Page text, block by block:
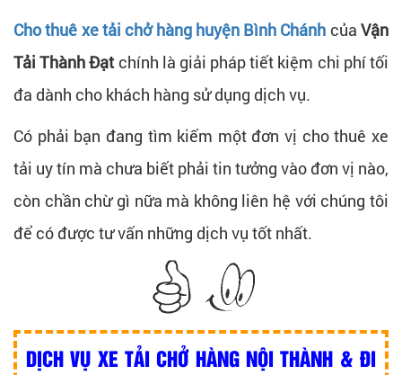
Cho thuê xe tải chở hàng huyện Bình Chánh củaVận
Tải Thành Đạt chính là giải pháp tiết kiệm chi phí tối
đa dành cho khách hàng sử dụng dịch vụ.
Có phải bạn đang tìm kiếm một đơn vị cho thuê xe
tải uy tín mà chưa biết phải tin tưởng vào đơn vị nào,
còn chần chừ gì nữa mà không liên hệ với chúng tôi
để có được tư vấn những dịch vụ tốt nhất.
DỊCH VỤ XE TẢI CHỞ HÀNG NỘI THÀNH & ĐI